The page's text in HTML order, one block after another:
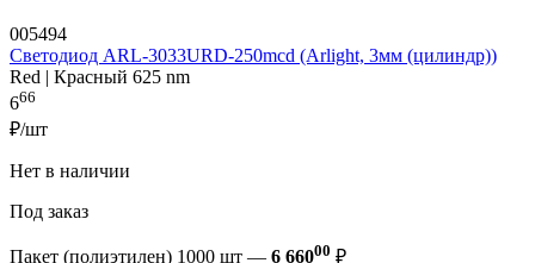
005494
Светодиод ARL-3033URD-250mcd (Arlight, 3мм (цилиндр))
Red | Красный 625 nm
666
₽/шт
Нет в наличии
Под заказ
Пакет (полиэтилен) 1000 шт — 6 66000 ₽